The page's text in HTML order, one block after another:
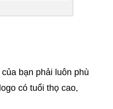
bạn phải luôn phù
có tuổi thọ cao,